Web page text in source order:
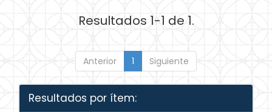
Resultados 1-1 de 1.
Anterior 1 Siguiente
Resultados por ítem: